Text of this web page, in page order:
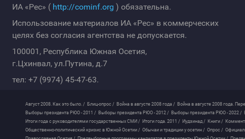
ИА «Рес» ( http://cominf.org ) обязательна.
Использование материалов ИА «Рес» в коммерческих
целях без согласия агентства не допускается.
100001, Республика Южная Осетия,
г.Цхинвал, ул.Путина, д.7
тел: +7 (9974) 45-47-63.
Август 2008. Как это было. / Блиц-опрос / Война в августе 2008 года / Война в августе 2008 года.
Выборы президента РЮО - 2011 / Выборы президента РЮО - 2012 / Выборы президента РЮО - 2022 /
Итоги года с руководителями государственных СМИ / Итоги года. 2011 / Иудзинад / Книги /
Общественно-политический кризис в Южной Осетии / Обычаи и традиции у осетин / Опрос /